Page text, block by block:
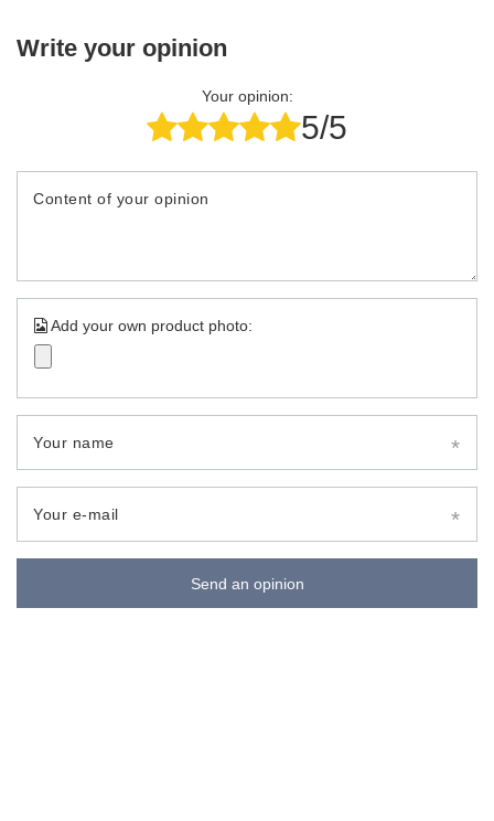
Write your opinion
Your opinion:
5/5
Content of your opinion
Add your own product photo:
Your name
Your e-mail
Send an opinion